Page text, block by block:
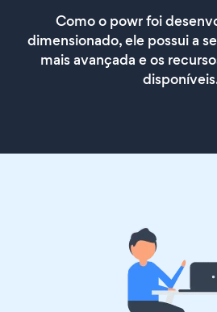
Como o powr foi
dimensionado, ele possui a
mais avançada e os